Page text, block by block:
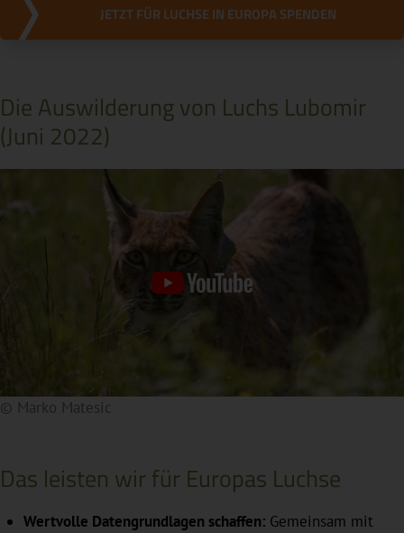
JETZT FÜR LUCHSE IN EUROPA SPENDEN
Die Auswilderung von Luchs Lubomir
(Juni 2022)
IP-Adresse an den externen Server übertragen. Weitere
Details finden Sie in unserer Datenschutzerklärung.
© Marko Matesic
Das leisten wir für Europas Luchse
Wertvolle Datengrundlagen schaffen: Gemeinsam mit